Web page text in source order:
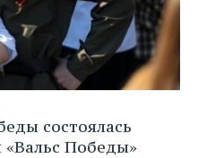
состоялась
«Вальс Победы»